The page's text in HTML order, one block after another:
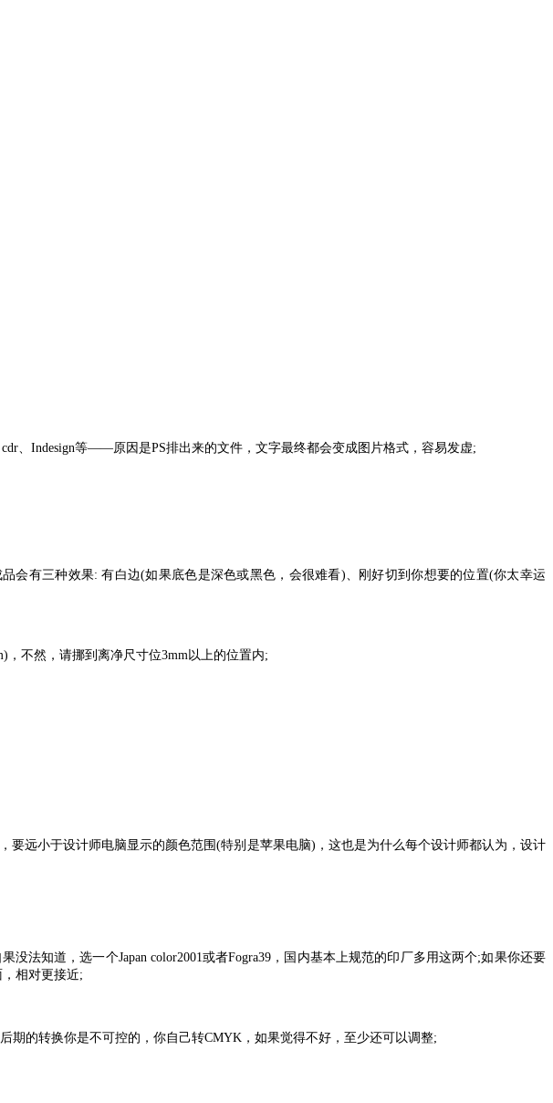
、Indesign等——原因是PS排出来的文件，文字最终都会变成图片格式，容易发虚;
会有三种效果: 有白边(如果底色是深色或黑色，会很难看)、刚好切到你想要的位置(你太幸运
不然，请挪到离净尺寸位3mm以上的位置内;
远小于设计师电脑显示的颜色范围(特别是苹果电脑)，这也是为什么每个设计师都认为，设计
法知道，选一个Japan color2001或者Fogra39，国内基本上规范的印厂多用这两个;如果你还要
相对更接近;
期的转换你是不可控的，你自己转CMYK，如果觉得不好，至少还可以调整;